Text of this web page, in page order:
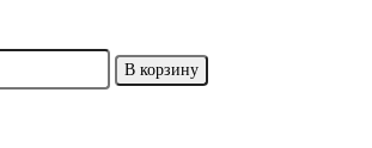
В корзину